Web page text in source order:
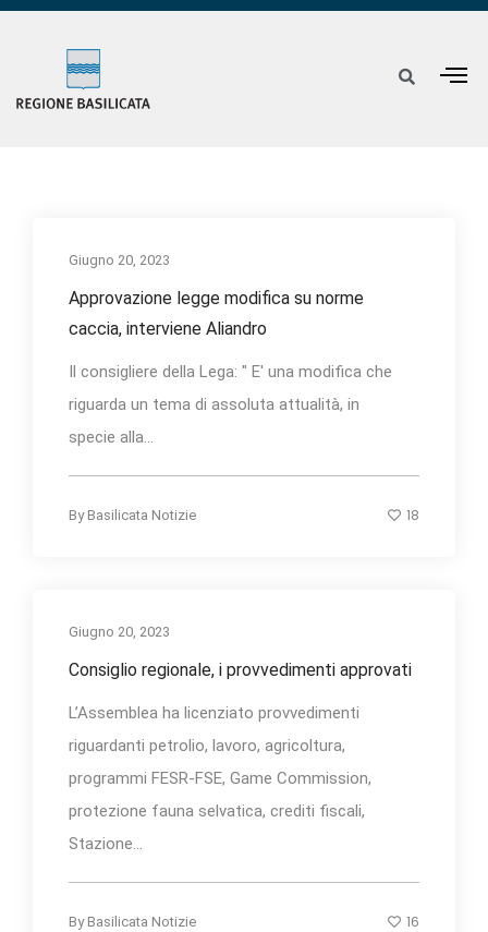
Giugno 20, 2023
Approvazione legge modifica su norme
caccia, interviene Aliandro
Il consigliere della Lega: " E' una modifica che
riguarda un tema di assoluta attualità, in
specie alla...
By Basilicata Notizie 18
Giugno 20, 2023
Consiglio regionale, i provvedimenti approvati
L’Assemblea ha licenziato provvedimenti
riguardanti petrolio, lavoro, agricoltura,
programmi FESR-FSE, Game Commission,
protezione fauna selvatica, crediti fiscali,
Stazione...
By Basilicata Notizie 16